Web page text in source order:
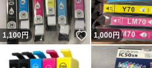
1,100円 いいね！
1,000円